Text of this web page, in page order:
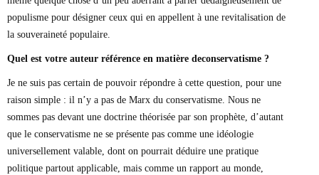
populisme pour désigner ceux qui en appellent à une revitalisation de
la souveraineté populaire.
Quel est votre auteur référence en matière deconservatisme ?
Je ne suis pas certain de pouvoir répondre à cette question, pour une
raison simple : il n’y a pas de Marx du conservatisme. Nous ne
sommes pas devant une doctrine théorisée par son prophète, d’autant
que le conservatisme ne se présente pas comme une idéologie
universellement valable, dont on pourrait déduire une pratique
politique partout applicable, mais comme un rapport au monde,